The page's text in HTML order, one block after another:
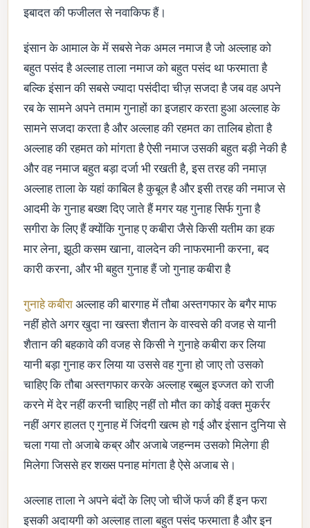
इबादत की फजीलत से नवाकिफ हैं।
इंसान के आमाल के में सबसे नेक अमल नमाज है जो अल्लाह को
बहुत पसंद है अल्लाह ताला नमाज को बहुत पसंद था फरमाता है
बल्कि इंसान की सबसे ज्यादा पसंदीदा चीज़ सजदा है जब वह अपने
रब के सामने अपने तमाम गुनाहों का इजहार करता हुआ अल्लाह के
सामने सजदा करता है और अल्लाह की रहमत का तालिब होता है
अल्लाह की रहमत को मांगता है ऐसी नमाज उसकी बहुत बड़ी नेकी है
और वह नमाज बहुत बड़ा दर्जा भी रखती है, इस तरह की नमाज़
अल्लाह ताला के यहां काबिल है कुबूल है और इसी तरह की नमाज से
आदमी के गुनाह बख्श दिए जाते हैं मगर यह गुनाह सिर्फ गुना है
सगीरा के लिए हैं क्योंकि गुनाह ए कबीरा जैसे किसी यतीम का हक
मार लेना, झूठी कसम खाना, वालदेन की नाफरमानी करना, बद
कारी करना, और भी बहुत गुनाह हैं जो गुनाह कबीरा है
गुनाहे कबीरा अल्लाह की बारगाह में तौबा अस्तगफार के बगैर माफ
नहीं होते अगर खुदा ना खस्ता शैतान के वास्वसे की वजह से यानी
शैतान की बहकावे की वजह से किसी ने गुनाहे कबीरा कर लिया
यानी बड़ा गुनाह कर लिया या उससे वह गुना हो जाए तो उसको
चाहिए कि तौबा अस्तगफार करके अल्लाह रब्बुल इज्जत को राजी
करने में देर नहीं करनी चाहिए नहीं तो मौत का कोई वक्त मुकर्रर
नहीं अगर हालत ए गुनाह में जिंदगी खत्म हो गई और इंसान दुनिया से
चला गया तो अजाबे कब्र और अजाबे जहन्नम उसको मिलेगा ही
मिलेगा जिससे हर शख्स पनाह मांगता है ऐसे अजाब से।
अल्लाह ताला ने अपने बंदों के लिए जो चीजें फर्ज की हैं इन फरा
इसकी अदायगी को अल्लाह ताला बहुत पसंद फरमाता है और इन